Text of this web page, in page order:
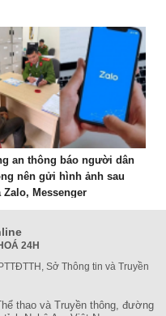
an thông báo người dân
nên gửi hình ảnh sau
Zalo, Messenger
24H
Sở Thông tin và Truyền
thao và Truyền thông, đường